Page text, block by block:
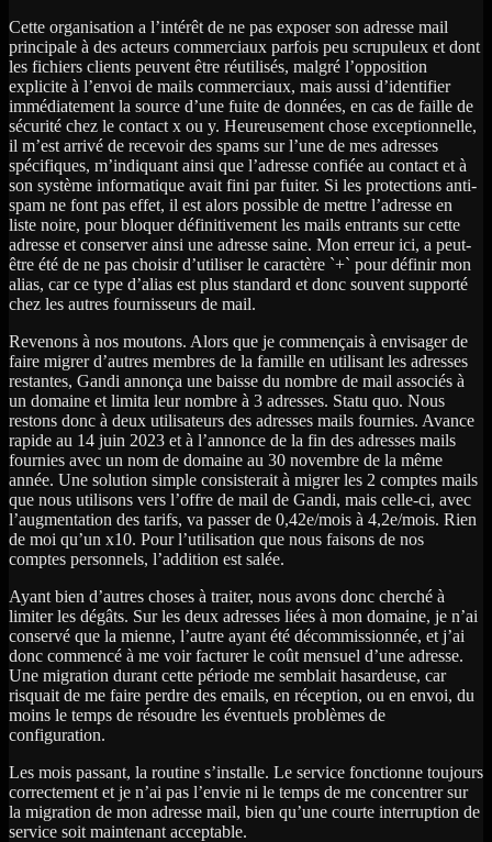
Cette organisation a l’intérêt de ne pas exposer son adresse mail
principale à des acteurs commerciaux parfois peu scrupuleux et dont
les fichiers clients peuvent être réutilisés, malgré l’opposition
explicite à l’envoi de mails commerciaux, mais aussi d’identifier
immédiatement la source d’une fuite de données, en cas de faille de
sécurité chez le contact x ou y. Heureusement chose exceptionnelle,
il m’est arrivé de recevoir des spams sur l’une de mes adresses
spécifiques, m’indiquant ainsi que l’adresse confiée au contact et à
son système informatique avait fini par fuiter. Si les protections anti-
spam ne font pas effet, il est alors possible de mettre l’adresse en
liste noire, pour bloquer définitivement les mails entrants sur cette
adresse et conserver ainsi une adresse saine. Mon erreur ici, a peut-
être été de ne pas choisir d’utiliser le caractère `+` pour définir mon
alias, car ce type d’alias est plus standard et donc souvent supporté
chez les autres fournisseurs de mail.
Revenons à nos moutons. Alors que je commençais à envisager de
faire migrer d’autres membres de la famille en utilisant les adresses
restantes, Gandi annonça une baisse du nombre de mail associés à
un domaine et limita leur nombre à 3 adresses. Statu quo. Nous
restons donc à deux utilisateurs des adresses mails fournies. Avance
rapide au 14 juin 2023 et à l’annonce de la fin des adresses mails
fournies avec un nom de domaine au 30 novembre de la même
année. Une solution simple consisterait à migrer les 2 comptes mails
que nous utilisons vers l’offre de mail de Gandi, mais celle-ci, avec
l’augmentation des tarifs, va passer de 0,42e/mois à 4,2e/mois. Rien
de moi qu’un x10. Pour l’utilisation que nous faisons de nos
comptes personnels, l’addition est salée.
Ayant bien d’autres choses à traiter, nous avons donc cherché à
limiter les dégâts. Sur les deux adresses liées à mon domaine, je n’ai
conservé que la mienne, l’autre ayant été décommissionnée, et j’ai
donc commencé à me voir facturer le coût mensuel d’une adresse.
Une migration durant cette période me semblait hasardeuse, car
risquait de me faire perdre des emails, en réception, ou en envoi, du
moins le temps de résoudre les éventuels problèmes de
configuration.
Les mois passant, la routine s’installe. Le service fonctionne toujours
correctement et je n’ai pas l’envie ni le temps de me concentrer sur
la migration de mon adresse mail, bien qu’une courte interruption de
service soit maintenant acceptable.